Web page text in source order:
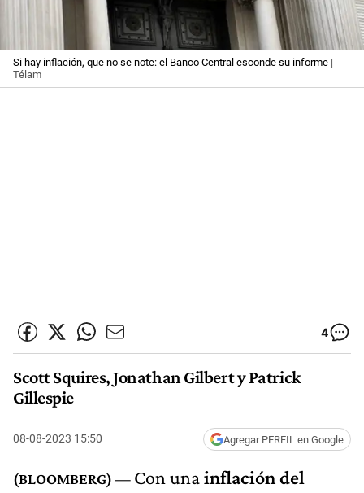
Si hay inflación, que no se note: el Banco Central esconde su informe |
Télam
4
Scott Squires, Jonathan Gilbert y Patrick
Gillespie
08-08-2023 15:50 Agregar PERFIL en Google
Con unainflación del